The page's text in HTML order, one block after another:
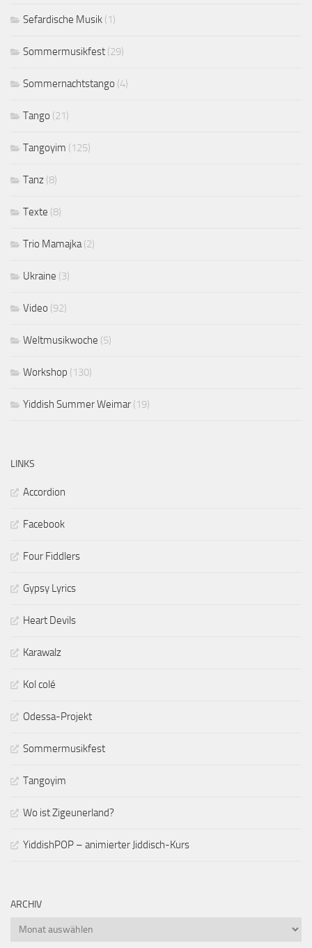
Sefardische Musik (1)
Sommermusikfest (29)
Sommernachtstango (4)
Tango (21)
Tangoyim (125)
Tanz (8)
Texte (8)
Trio Mamajka(2)
Ukraine (3)
Video (92)
Weltmusikwoche (5)
Workshop (130)
Yiddish Summer Weimar (19)
LINKS
Accordion
Facebook
Four Fiddlers
Gypsy Lyrics
Heart Devils
Karawalz
Kol colé
Odessa-Projekt
Sommermusikfest
Tangoyim
Wo ist Zigeunerland?
YiddishPOP – animierter Jiddisch-Kurs
ARCHIV
Archiv